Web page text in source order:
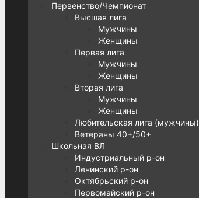
Первенство/Чемпионат
Высшая лига
Мужчины
Женщины
Первая лига
Мужчины
Женщины
Вторая лига
Мужчины
Женщины
Любительская лига (мужчины)
Ветераны 40+/50+
Школьная ВЛ
Индустриальный р-он
Ленинский р-он
Октябрьский р-он
Первомайский р-он